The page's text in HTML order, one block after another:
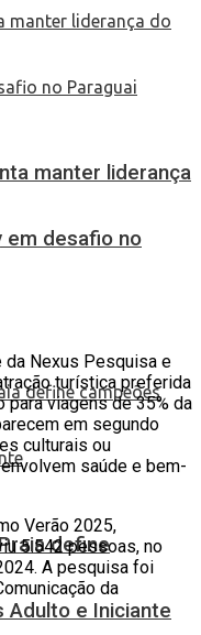
manter liderança
em desafio no
define
Adulto e Iniciante
Nexus Pesquisa e
turística preferida
para viagens de 35% da
em segundo
culturais ou
saúde e bem-
Verão 2025,
5.542 pessoas, no
A pesquisa foi
da